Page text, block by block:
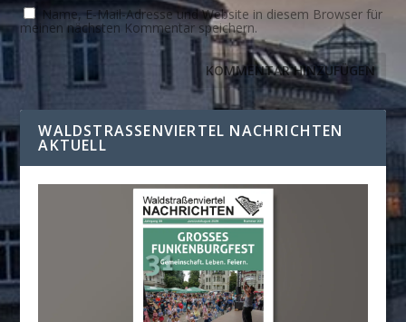
Name, E-Mail-Adresse und Website in diesem Browser für
meinen nächsten Kommentar speichern.
WALDSTRASSENVIERTEL NACHRICHTEN A
KTUELL